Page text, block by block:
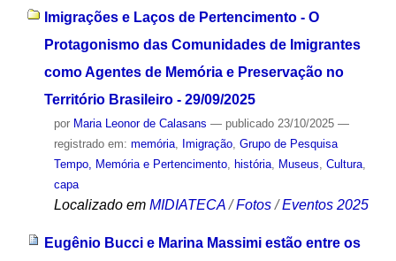
Imigrações e Laços de Pertencimento - O
Protagonismo das Comunidades de Imigrantes
como Agentes de Memória e Preservação no
Território Brasileiro - 29/09/2025
por Maria Leonor de Calasans — publicado23/10/2025 —
registrado em: memória, Imigração, Grupo de Pesquisa
Tempo, Memória e Pertencimento, história, Museus Cultura,
capa
Localizado em MIDIATECA /Fotos /Eventos 2025
Eugênio Bucci e Marina Massimi estão entre os